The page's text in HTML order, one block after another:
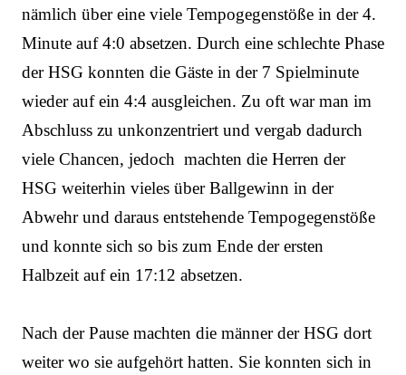
nämlich über eine viele Tempogegenstöße in der 4.
Minute auf 4:0 absetzen. Durch eine schlechte Phase
der HSG konnten die Gäste in der 7 Spielminute
wieder auf ein 4:4 ausgleichen. Zu oft war man im
Abschluss zu unkonzentriert und vergab dadurch
viele Chancen, jedoch machten die Herren der
HSG weiterhin vieles über Ballgewinn in der
Abwehr und daraus entstehende Tempogegenstöße
und konnte sich so bis zum Ende der ersten
Halbzeit auf ein 17:12 absetzen.
Nach der Pause machten die männer der HSG dort
weiter wo sie aufgehört hatten. Sie konnten sich in